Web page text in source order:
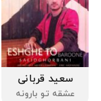
سعید قربانی
عشقه تو بارونه